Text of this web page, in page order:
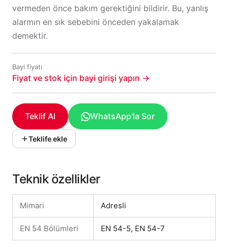
vermeden önce bakım gerektiğini bildirir. Bu, yanlış
alarmın en sık sebebini önceden yakalamak
demektir.
Bayi fiyatı
Fiyat ve stok için bayi girişi yapın →
Teklif Al WhatsApp'la Sor
Teklife ekle
Teknik özellikler
Mimari Adresli
EN 54 Bölümleri EN 54-5, EN 54-7